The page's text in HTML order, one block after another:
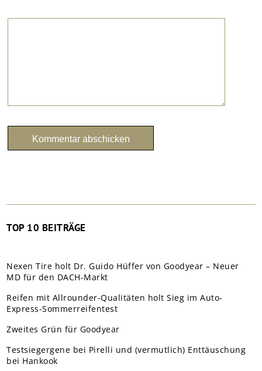
TOP 10 BEITRÄGE
Nexen Tire holt Dr. Guido Hüffer von Goodyear – Neuer
MD für den DACH-Markt
Reifen mit Allrounder-Qualitäten holt Sieg im Auto-
Express-Sommerreifentest
Zweites Grün für Goodyear
Testsiegergene bei Pirelli und (vermutlich) Enttäuschung
bei Hankook